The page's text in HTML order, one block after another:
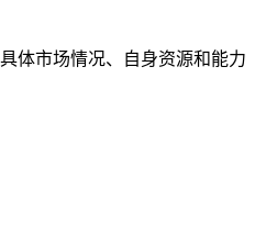
体市场情况、自身资源和能力